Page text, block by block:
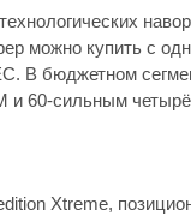
можно купить с
В бюджетном
и 60-сильным
Xtreme,